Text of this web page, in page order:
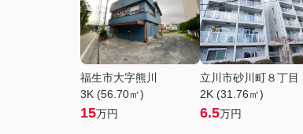
福生市大字熊川
3K (56.70㎡)
15万円
立川市砂川町８丁目
2K (31.76㎡)
6.5万円